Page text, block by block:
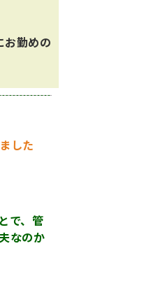
お勤めの
した
で、管
なのか